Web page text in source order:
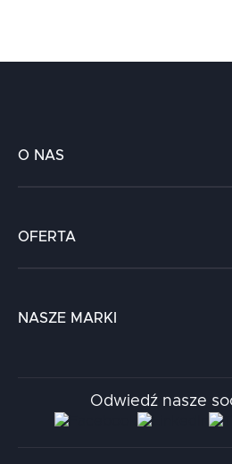
O NAS
Kariera
Kontakt
OFERTA
Chatboty
NASZE MARKI
Aidapta
AI & NLP Day
Odwiedź nasze